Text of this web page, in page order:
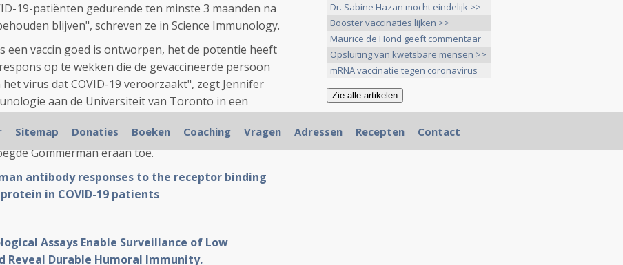
19-patiënten gedurende ten minste 3 maanden na
blijven", schreven ze in Science Immunology.
een vaccin goed is ontworpen, het de potentie heeft
op te wekken die de gevaccineerde persoon
virus dat COVID-19 veroorzaakt", zegt Jennifer
aan de Universiteit van Toronto in een
dat speeksel kan dienen als een alternatief voor
speeksel niet zo gevoelig is als serum, is het
Gommerman eraan toe.
antibody responses to the receptor binding
in COVID-19 patients
Assays Enable Surveillance of Low
Reveal Durable Humoral Immunity.
Dr. Sabine Hazan mocht eindelijk >>
Booster vaccinaties lijken >>
Maurice de Hond geeft commentaar
>>
Opsluiting van kwetsbare mensen >>
mRNA vaccinatie tegen coronavirus
>>
Sitemap Donaties Boeken Coaching Vragen Adressen Recepten Contact